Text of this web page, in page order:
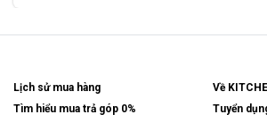
Lịch sử mua hàng
Tìm hiểu mua trả góp 0%
Về
Tuyển